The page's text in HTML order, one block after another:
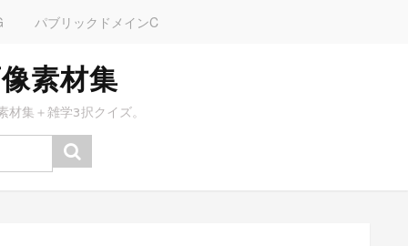
パブリックドメインC
素材集
集＋雑学3択クイズ。